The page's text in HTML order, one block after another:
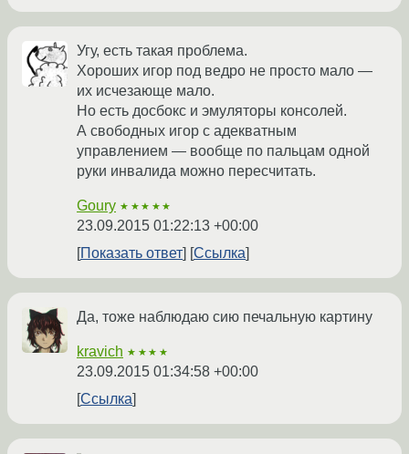
Угу, есть такая проблема.
Хороших игор под ведро не просто мало —
их исчезающе мало.
Но есть досбокс и эмуляторы консолей.
А свободных игор с адекватным
управлением — вообще по пальцам одной
руки инвалида можно пересчитать.
Goury ★★★★★
23.09.2015 01:22:13 +00:00
Показать ответ
Ссылка
Да, тоже наблюдаю сию печальную картину
kravich ★★★★
23.09.2015 01:34:58 +00:00
Ссылка